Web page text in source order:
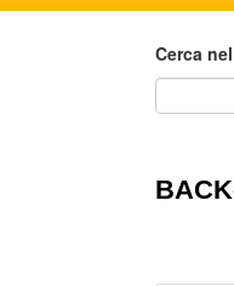
Cerca
Cerca nel